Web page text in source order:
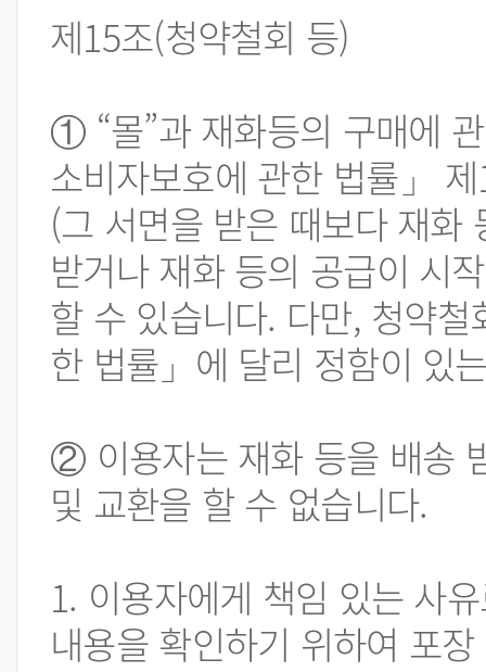
제15조(청약철회 등)
① “몰”과 재화등의 구매에
소비자보호에 관한 법률」
(그 서면을 받은 때보다 재화
받거나 재화 등의 공급이 시
할 수 있습니다. 다만, 청약
한 법률」에 달리 정함이 있
② 이용자는 재화 등을 배송
및 교환을 할 수 없습니다.
1. 이용자에게 책임 있는 사
내용을 확인하기 위하여 포